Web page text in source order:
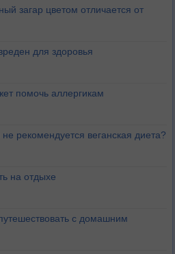
загар цветом отличается от
для здоровья
помочь аллергикам
рекомендуется веганская диета?
на отдыхе
с домашним